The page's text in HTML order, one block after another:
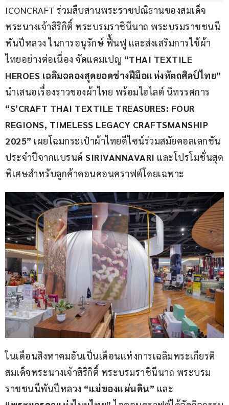
ICONCRAFT ร่วมสืบสานพระราชปณิธานของสมเด็จ
พระนางเจ้าสิริกิติ์ พระบรมราชินีนาถ พระบรมราชชนนี
พันปีหลวง ในการอนุรักษ์ ฟื้นฟู และส่งเสริมการใช้ผ้า
ไทยอย่างต่อเนื่อง จัดแคมเปญ “THAI TEXTILE
HEROES เฉลิมฉลองสุดยอดช่างฝีมือแห่งหัตถศิลป์ไทย”
นำเสนอเรื่องราวของผ้าไทย พร้อมไฮไลต์ นิทรรศการ
“S’CRAFT THAI TEXTILE TREASURES: FOUR
REGIONS, TIMELESS LEGACY CRAFTSMANSHIP
2025” เผยโฉมกระเป๋าผ้าไทยดีไซน์ร่วมสมัยคอลเลกชัน
ประจำปีจากแบรนด์ SIRIVANNAVARI และโปรโมชั่นสุด
พิเศษสำหรับลูกค้าคอนคอนคราฟต์โดยเฉพาะ
ในเดือนสิงหาคมอันเป็นเดือนแห่งการเฉลิมพระเกียรติ
สมเด็จพระนางเจ้าสิริกิติ์ พระบรมราชินีนาถ พระบรม
ราชชนนีพันปีหลวง “แม่ของแผ่นดิน” และ